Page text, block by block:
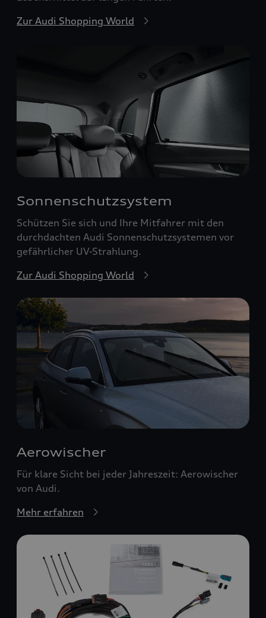
Zur Audi Shopping World
Sonnenschutzsystem
Schützen Sie sich und Ihre Mitfahrer mit den
durchdachten Audi Sonnenschutzsystemen vor
gefährlicher UV-Strahlung.
Zur Audi Shopping World
Aerowischer
Für klare Sicht bei jeder Jahreszeit: Aerowischer
von Audi.
Mehr erfahren